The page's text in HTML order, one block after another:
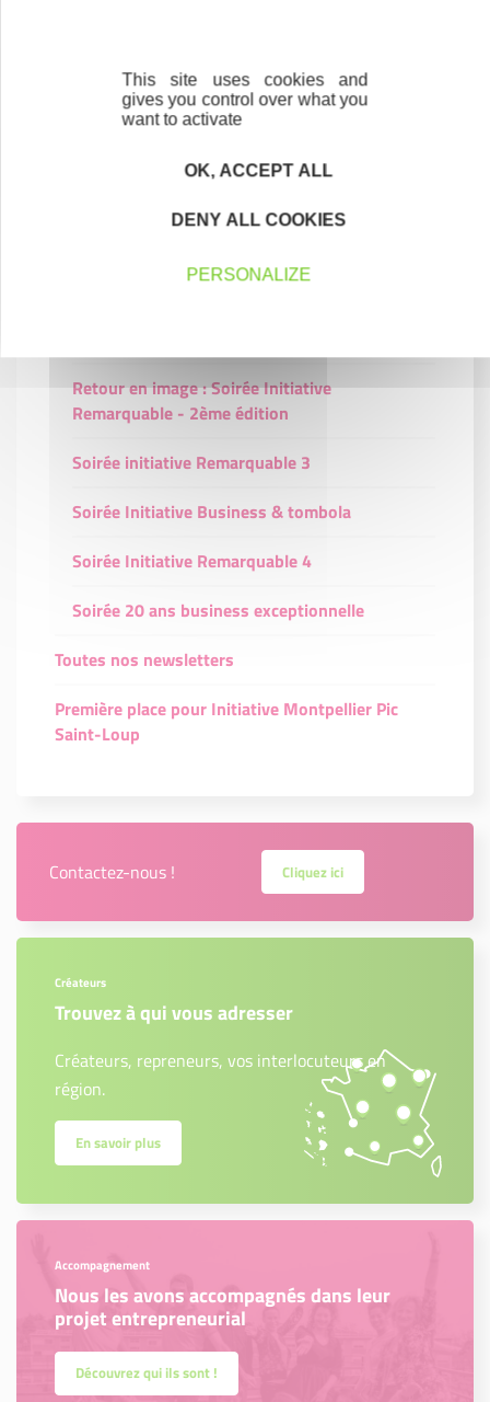
Interview - Maaf
Soirée Remarquable : retour en image
Retour en image : Soirée Initiative
Remarquable - 2ème édition
Soirée initiative Remarquable 3
Soirée Initiative Business & tombola
Soirée Initiative Remarquable 4
Soirée 20 ans business exceptionnelle
Toutes nos newsletters
Première place pour Initiative Montpellier Pic
Saint-Loup
Contactez-nous ! Cliquez ici
Créateurs
Trouvez à qui vous adresser
Créateurs, repreneurs, vos interlocuteurs en
région.
En savoir plus
Accompagnement
Nous les avons accompagnés dans leur
projet entrepreneurial
Découvrez qui ils sont !
This site uses cookies and
gives you control over what you
want to activate
OK, ACCEPT ALL
DENY ALL COOKIES
PERSONALIZE